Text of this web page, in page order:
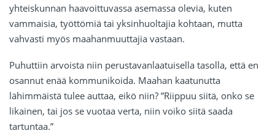
yhteiskunnan haavoittuvassa asemassa olevia, kuten
vammaisia, työttömiä tai yksinhuoltajia kohtaan, mutta
vahvasti myös maahanmuuttajia vastaan.
Puhuttiin arvoista niin perustavanlaatuisella tasolla, että en
osannut enää kommunikoida. Maahan kaatunutta
lähimmäistä tulee auttaa, eikö niin? ”Riippuu siitä, onko se
likainen, tai jos se vuotaa verta, niin voiko siitä saada
tartuntaa.”